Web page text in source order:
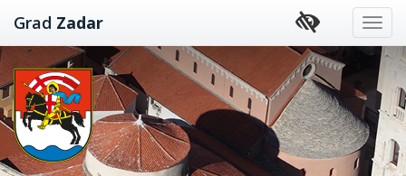
Preskoči
na
sadržaj
Grad Zadar